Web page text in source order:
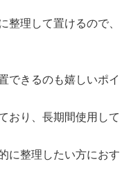
理して置けるので、
できるのも嬉しいポイ
おり、長期間使用して
に整理したい方におす